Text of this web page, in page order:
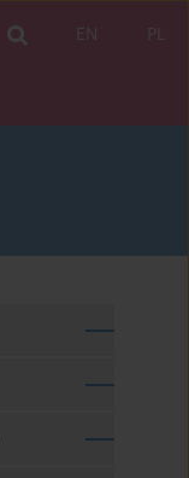
PL
EN